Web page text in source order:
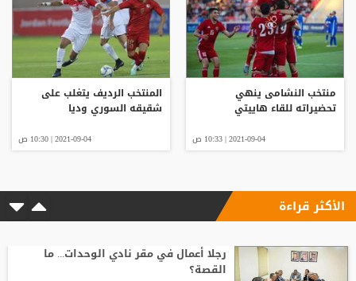
منتخب النشامى ينهي
تحضيراته للقاء هاييتي
2021-09-04 | 10:33 ص
المنتخب الرديف يتغلب على
شقيقه السوري وديا
2021-09-04 | 10:30 ص
الأكثر قراءة
رجلا أعمال في مقر نادي الوحدات... ما
القصة؟